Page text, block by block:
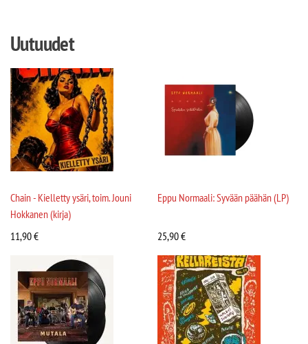
Uutuudet
Chain - Kielletty ysäri, toim. Jouni
Hokkanen (kirja)
11,90€
Eppu Normaali: Syvään päähän (LP)
25,90€